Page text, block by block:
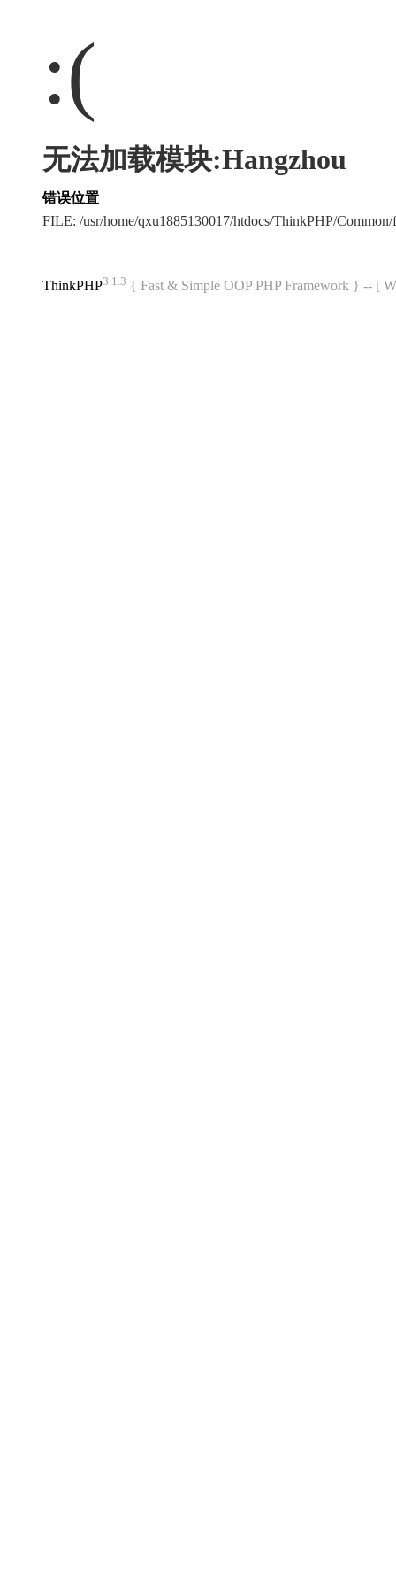
:(
无法加载模块:Hangzhou
错误位置
FILE: /usr/home/qxu1885130017/htdocs/ThinkPHP/
ThinkPHP3.1.3 { Fast & Simple OOP PHP Framework } -- [